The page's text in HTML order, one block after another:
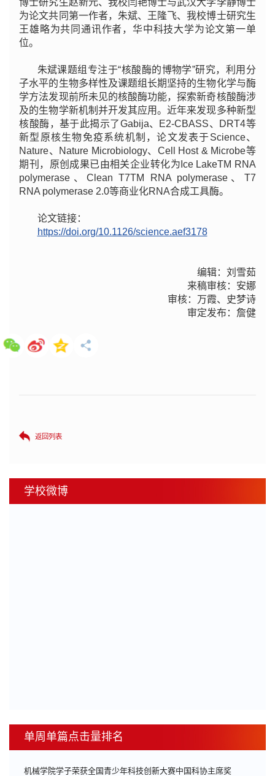
博士研究生赵新元、我校闫艳博士与武汉大学李静博士
为论文共同第一作者， 朱斌、王隆飞、我校博士研究生
王雄略为共同通讯作者， 华中科技大学为论文第一单
位。
朱斌课题组专注于“核酸酶的博物学”研究，利用分
子水平的生物多样性及课题组长期坚持的生物化学与酶
学方法发现前所未见的核酸酶功能，探索新奇核酸酶涉
及的生物学新机制并开发其应用。近年来发现多种新型
核酸酶，基于此揭示了Gabija、E2-CBASS、DRT4等
新型原核生物免疫系统机制，论文发表于Science、
Nature、Nature Microbiology、Cell Host & Microbe等
期刊，原创成果已由相关企业转化为Ice LakeTM RNA
polymerase、Clean T7TM RNA polymerase、T7
RNA polymerase 2.0等商业化RNA合成工具酶。
论文链接：
https://doi.org/10.1126/science.aef3178
编辑： 刘雪茹
来稿审核：安娜
审核：万霞、史梦诗
审定发布：詹健
返回列表
学校微博
单周单篇点击量排名
机械学院学子荣获全国青少年科技创新大赛中国科协主席奖